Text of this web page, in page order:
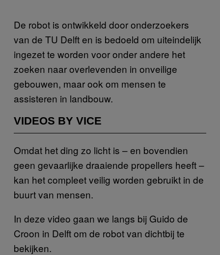
De robot is ontwikkeld door onderzoekers
van de TU Delft en is bedoeld om uiteindelijk
ingezet te worden voor onder andere het
zoeken naar overlevenden in onveilige
gebouwen, maar ook om mensen te
assisteren in landbouw.
VIDEOS BY VICE
Omdat het ding zo licht is – en bovendien
geen gevaarlijke draaiende propellers heeft –
kan het compleet veilig worden gebruikt in de
buurt van mensen.
In deze video gaan we langs bij Guido de
Croon in Delft om de robot van dichtbij te
bekijken.